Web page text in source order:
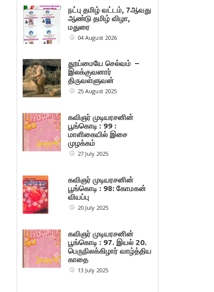
நட்பு தமிழ் வட்டம், 7ஆவது
ஆண்டு தமிழ் விழா,
மதுரை
04 August 2026
தூய்மையே செல்வம் –
இலக்குவனார்
திருவள்ளுவன்
25 August 2025
கவிஞர் முடியரசனின்
பூங்கொடி : 99 :
மாளிகையில் இசை
முழக்கம்
27 July 2025
கவிஞர் முடியரசனின்
பூங்கொடி : 98: கோமகன்
வியப்பு
20 July 2025
கவிஞர் முடியரசனின்
பூங்கொடி : 97. இயல் 20.
பெருநிலக்கிழார் வாழ்த்திய
காதை
13 July 2025